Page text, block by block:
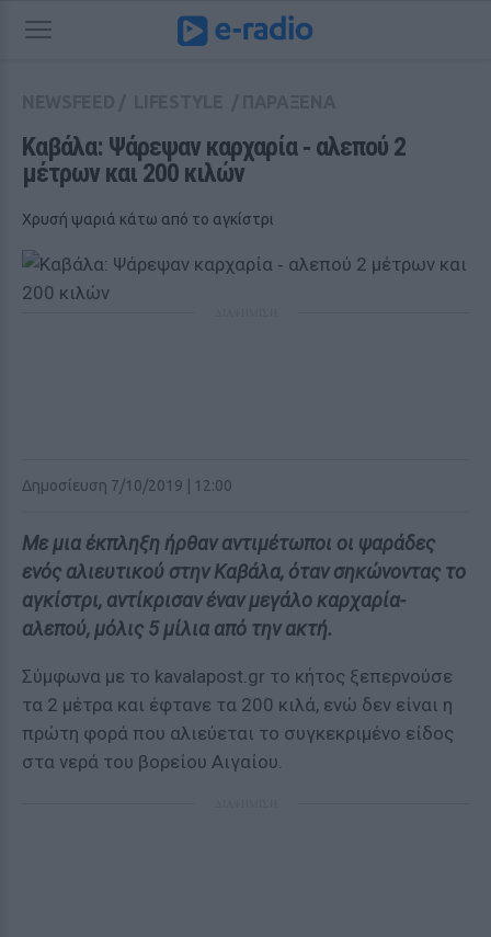
Καβάλα: Ψάρεψαν καρχαρία ‑ αλεπού 2
μέτρων και 200 κιλών
Χρυσή ψαριά κάτω από το αγκίστρι
Δημοσίευση 7/10/2019 | 12:00
Με μια έκπληξη ήρθαν αντιμέτωποι οι ψαράδες
ενός αλιευτικού στην Καβάλα, όταν σηκώνοντας το
αγκίστρι, αντίκρισαν έναν μεγάλο καρχαρία-
αλεπού, μόλις 5 μίλια από την ακτή.
Σύμφωνα με το kavalapost.gr το κήτος ξεπερνούσε
τα 2 μέτρα και έφτανε τα 200 κιλά, ενώ δεν είναι η
πρώτη φορά που αλιεύεται το συγκεκριμένο είδος
στα νερά του βορείου Αιγαίου.